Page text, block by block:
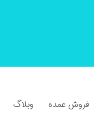
فروش عمده وبلاگ